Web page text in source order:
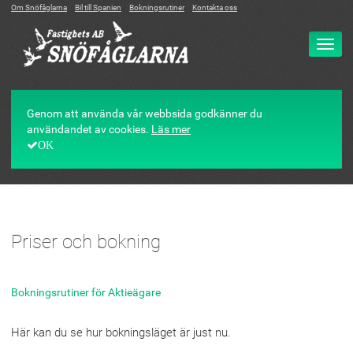
Om Snöfåglarna Bil till Spanien Bokningsrutiner Kontakta oss
Genom att använda vår webbsida godkänner du
användandet av cookies. Läs mer
OK
Priser och bokning
Bokningsrutiner för Aktieägare
Här kan du se hur bokningsläget är just nu.